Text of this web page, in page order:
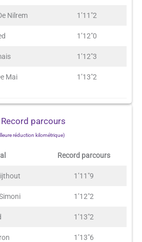
Nilrem 1’11″2
1’12″0
1’12″3
Mai 1’13″2
Record parcours
réduction kilométrique)
Record parcours
1’11″9
1’12″2
1’13″2
1’13″6